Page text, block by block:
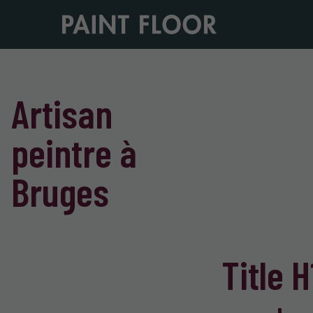
Artisan
peintre à
Bruges
Title